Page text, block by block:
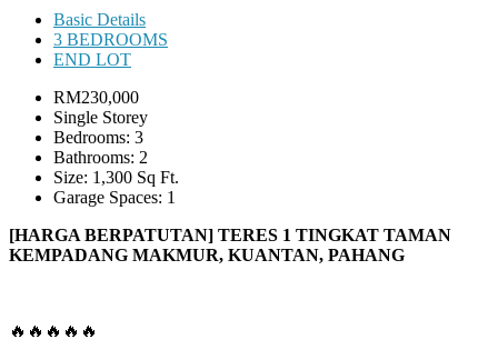
Basic Details
3 BEDROOMS
END LOT
RM230,000
Single Storey
Bedrooms: 3
Bathrooms: 2
Size: 1,300 Sq Ft.
Garage Spaces: 1
[HARGA BERPATUTAN] TERES 1 TINGKAT TAMAN
KEMPADANG MAKMUR, KUANTAN, PAHANG
🔥🔥🔥🔥🔥